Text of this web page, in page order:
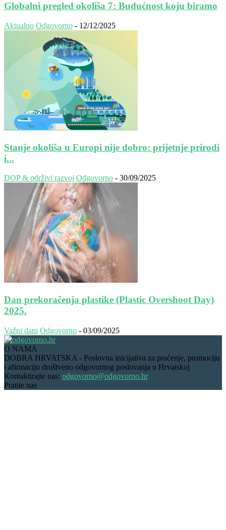
Globalni pregled okoliša 7: Budućnost koju biramo
Aktualno Odgovorno - 12/12/2025
Stanje okoliša u Europi nije dobro: prijetnje prirodi
i...
DOP & održivi razvoj Odgovorno - 30/09/2025
Dan prekoračenja plastike (Plastic Overshoot Day)
2025.
Važni dani Odgovorno - 03/09/2025
O NAMA
DOBRA HRVATSKA - Poslovna inicijativa za praćenje, promociju
i afirmaciju društveno odgovornog poslovanja u Hrvatskoj
Kontaktirajte nas: odgovorno@odgovorno.hr
Pratite nas